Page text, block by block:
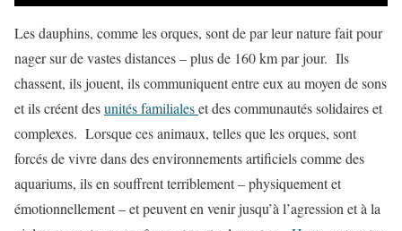
Les dauphins, comme les orques, sont de par leur nature fait pour
nager sur de vastes distances – plus de 160 km par jour. Ils
chassent, ils jouent, ils communiquent entre eux au moyen de sons
et ils créent desunités familialeset des communautés solidaires et
complexes. Lorsque ces animaux, telles que les orques, sont
forcés de vivre dans des environnements artificiels comme des
aquariums, ils en souffrent terriblement – physiquement et
émotionnellement – et peuvent en venir jusqu’à l’agression et à la